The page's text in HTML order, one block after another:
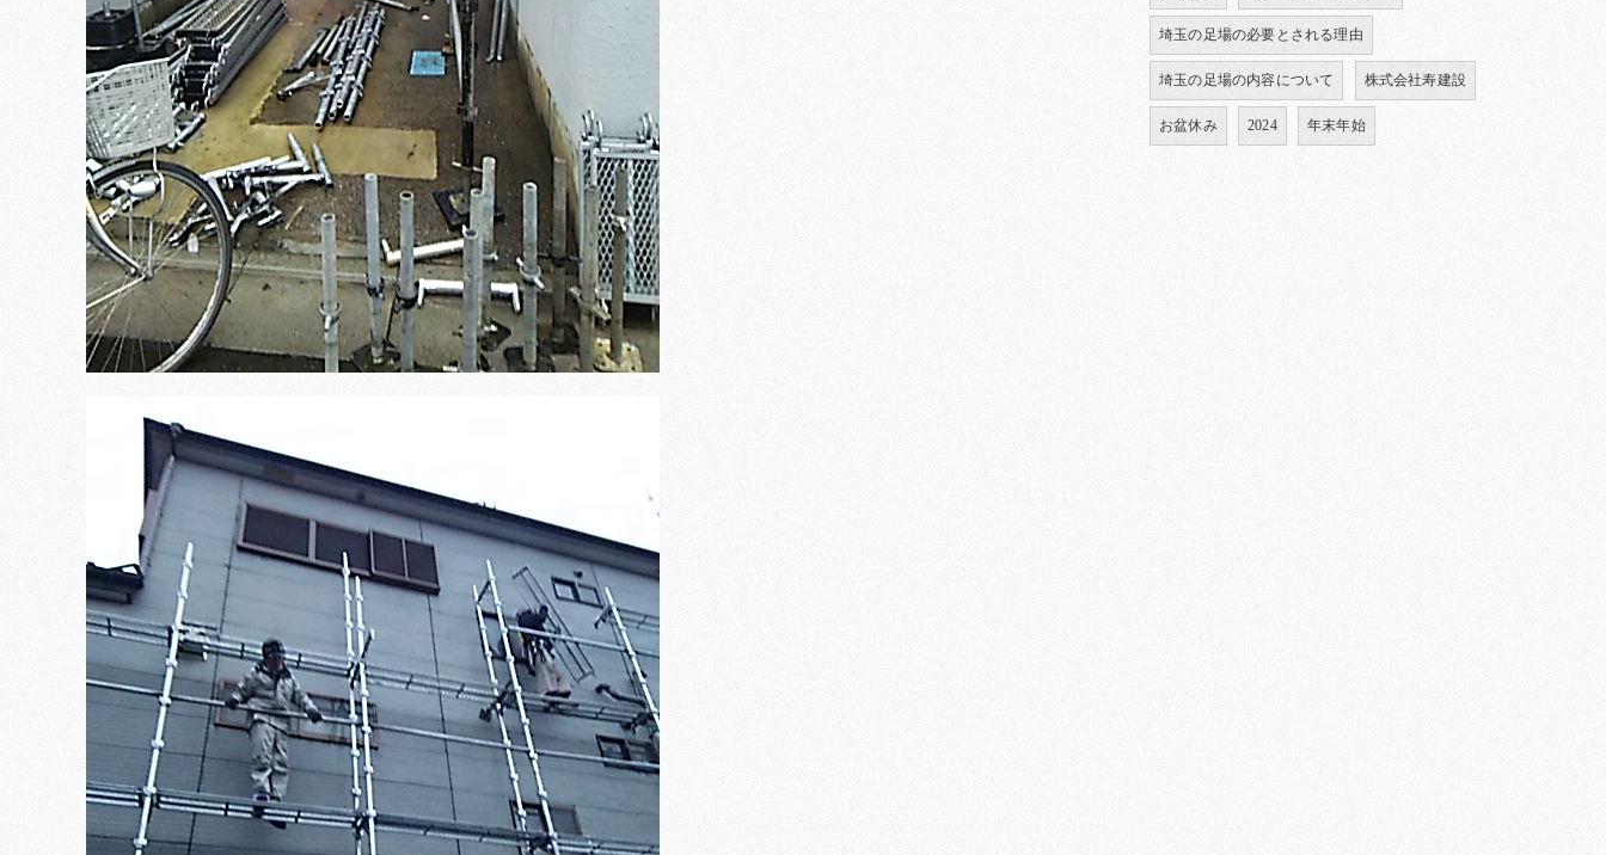
埼玉の足場の必要とされる理由
埼玉の足場の内容について 株式会社寿建設
お盆休み 2024 年末年始